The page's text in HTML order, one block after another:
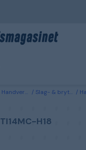
Handverktyg Slag- & brytverktyg Hammare
TI14MC-H18